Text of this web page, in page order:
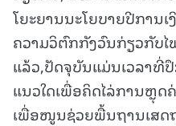
ໂຍະຍານນະໂຍບາຍປີການ
ຄວາມວິຕົກກັງວົນກ່ຽວກັບໄ
ແລ້ວ,ປັດຈຸບັນແມ່ນເວລາທີ່
ແນວໃດເພື່ອຄິດໄລ່ການຫຼຸດ
ເພື່ອໜູນຊ່ວຍພື້ນຖານເສດ